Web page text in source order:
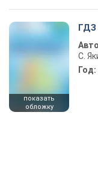
показать
обложку
ГДЗ
С.
Год: